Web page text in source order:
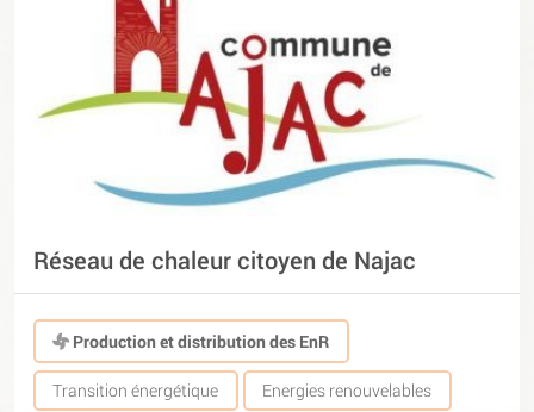
Réseau de chaleur citoyen de Najac
Production et distribution des EnR
Transition énergétique Energies renouvelables